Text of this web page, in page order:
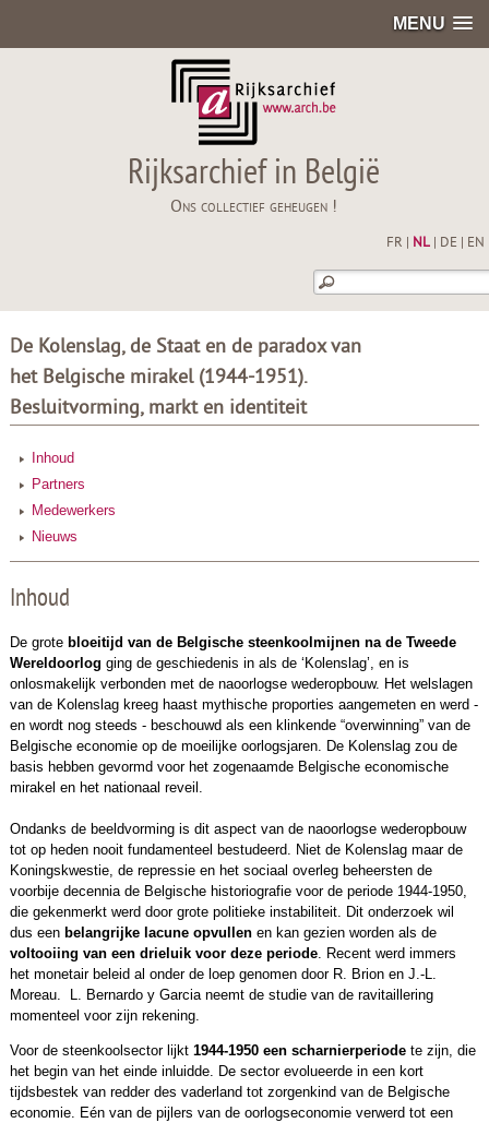
MENU
Rijksarchief in België
Ons collectief geheugen !
FR NL| DE EN
De Kolenslag, de Staat en de paradox van
het Belgische mirakel (1944-1951).
Besluitvorming, markt en identiteit
Inhoud
Partners
Medewerkers
Nieuws
Inhoud
De grote bloeitijd van de Belgische steenkoolmijnen na de Tweede
Wereldoorlog ging de geschiedenis in als de ‘Kolenslag’, en is
onlosmakelijk verbonden met de naoorlogse wederopbouw. Het welslagen
van de Kolenslag kreeg haast mythische proporties aangemeten en werd -
en wordt nog steeds - beschouwd als een klinkende “overwinning” van de
Belgische economie op de moeilijke oorlogsjaren. De Kolenslag zou de
basis hebben gevormd voor het zogenaamde Belgische economische
mirakel en het nationaal reveil.
Ondanks de beeldvorming is dit aspect van de naoorlogse wederopbouw
tot op heden nooit fundamenteel bestudeerd. Niet de Kolenslag maar de
Koningskwestie, de repressie en het sociaal overleg beheersten de
voorbije decennia de Belgische historiografie voor de periode 1944-1950,
die gekenmerkt werd door grote politieke instabiliteit. Dit onderzoek wil
dus een belangrijke lacune opvullenen kan gezien worden als de
voltooiing van een drieluik voor deze periode. Recent werd immers
het monetair beleid al onder de loep genomen door R. Brion en J.-L.
Moreau. L. Bernardo y Garcia neemt de studie van de ravitaillering
momenteel voor zijn rekening.
Voor de steenkoolsector lijkt 1944-1950 een scharnierperiodete zijn, die
het begin van het einde inluidde. De sector evolueerde in een kort
tijdsbestek van redder des vaderland tot zorgenkind van de Belgische
economie. Eén van de pijlers van de oor­logseconomie verwerd tot een